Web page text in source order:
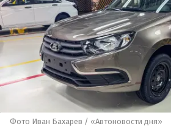
Фото Иван Бахарев / «Автоновости дня»